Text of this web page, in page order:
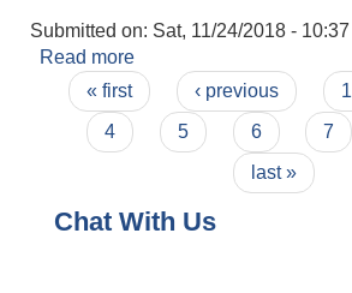
Submitted on: Sat, 11/24/2018 - 10:37
Read more
Pages
« first ‹ previous 1
4
5 6 7
last »
Chat With Us